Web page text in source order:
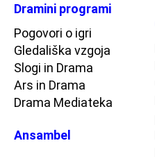
Dramini programi
Pogovori o igri
Gledališka vzgoja
Slogi in Drama
Ars in Drama
Drama Mediateka
Ansambel